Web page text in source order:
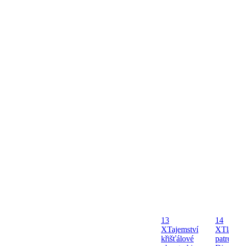
13
XTajemství
křišťálové
14
X